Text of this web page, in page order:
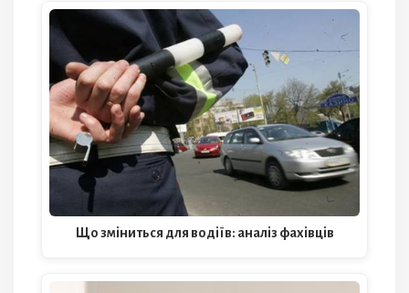
Що зміниться для водіїв: аналіз фахівців